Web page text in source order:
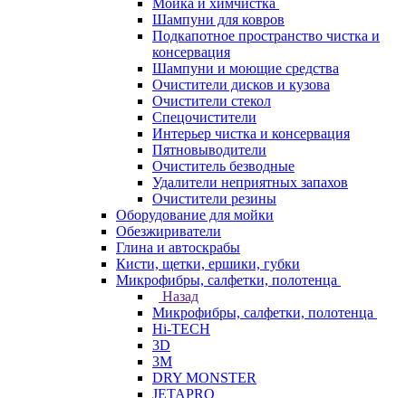
Мойка и химчистка
Шампуни для ковров
Подкапотное пространство чистка и
консервация
Шампуни и моющие средства
Очистители дисков и кузова
Очистители стекол
Спецочистители
Интерьер чистка и консервация
Пятновыводители
Очиститель безводные
Удалители неприятных запахов
Очистители резины
Оборудование для мойки
Обезжириватели
Глина и автоскрабы
Кисти, щетки, ершики, губки
Микрофибры, салфетки, полотенца
Назад
Микрофибры, салфетки, полотенца
Hi-TECH
3D
3М
DRY MONSTER
JETAPRO